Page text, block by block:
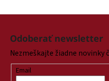
Z
Odoberať newsletter
Nezmeškajte žiadne novinky
Email